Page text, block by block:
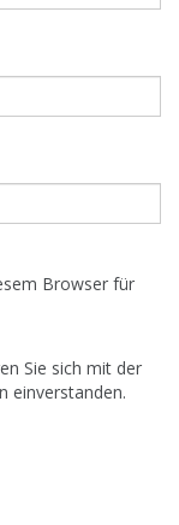
Browser für
Sie sich mit der
einverstanden.